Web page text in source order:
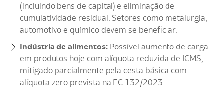
(incluindo bens de capital) e eliminação de
cumulatividade residual. Setores como metalurgia,
automotivo e químico devem se beneficiar.
Indústria de alimentos: Possível aumento de carga
em produtos hoje com alíquota reduzida de ICMS,
mitigado parcialmente pela cesta básica com
alíquota zero prevista na EC 132/2023.